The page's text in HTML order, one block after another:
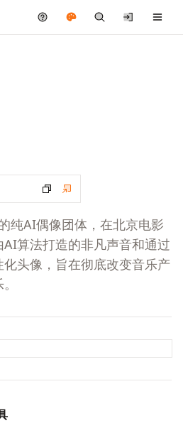
纯AI偶像团体，在北京电影
算法打造的非凡声音和通过
头像，旨在彻底改变音乐产